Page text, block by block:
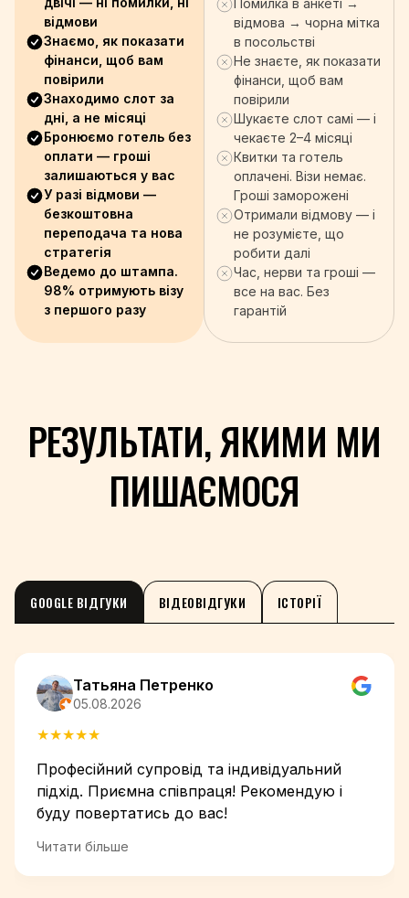
+90
+993
+688
+256
+971
+44
+998
+678
+39
+58
+84
+967
відмови
Знаємо, як показати
фінанси, щоб вам
повірили
Знаходимо слот за
дні, а не місяці
Бронюємо готель без
оплати — гроші
залишаються у вас
У разі відмови —
безкоштовна
переподача та нова
стратегія
Ведемо до штампа.
98% отримують візу
з першого разу
Помилка в анкеті →
відмова → чорна мітка
в посольстві
Не знаєте, як показати
фінанси, щоб вам
повірили
Шукаєте слот самі — і
чекаєте 2–4 місяці
Квитки та готель
оплачені. Візи немає.
Гроші заморожені
Отримали відмову — і
не розумієте, що
робити далі
Час, нерви та гроші —
все на вас. Без
гарантій
РЕЗУЛЬТАТИ, ЯКИМИ МИ
ПИШАЄМОСЯ
GOOGLE ВІДГУКИ ВІДЕОВІДГУКИ ІСТОРІЇ
Татьяна Петренко
05.08.2026
★★★★★
Професійний супровід та індивідуальний
підхід. Приємна співпраця! Рекомендую і
буду повертатись до вас!
Читати більше